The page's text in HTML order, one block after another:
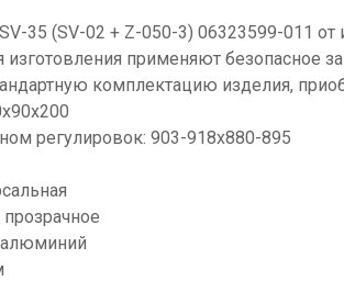
35 (SV-02 + Z-050-3) 06323599-011
изготовления применяют
комплектацию изделия,
регулировок: 903-918x880-895